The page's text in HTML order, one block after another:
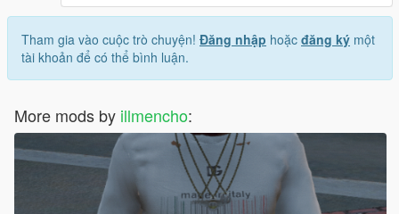
Tham gia vào cuộc trò chuyện! Đăng nhập hoặc đăng ký một
tài khoản để có thể bình luận.
More mods by illmencho: